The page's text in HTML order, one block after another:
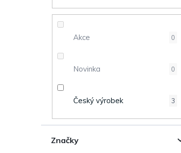
a
Akce 0
Novinka 0
Český výrobek 3
Značky